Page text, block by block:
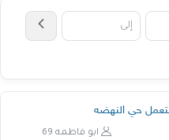
حي النهضه
ابو فاطمه 69